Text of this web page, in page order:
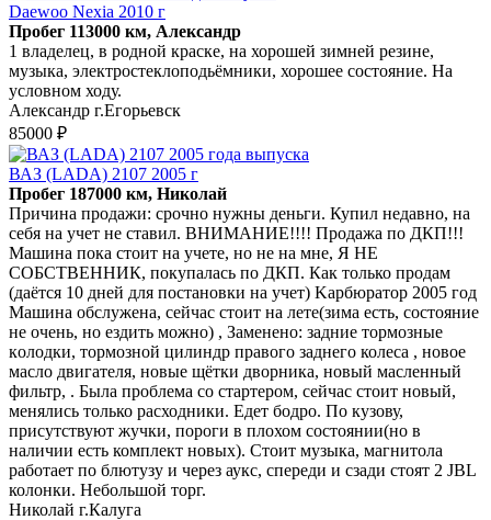
Daewoo Nexia 2010 г
Пробег 113000 км, Александр
1 владелец, в родной краске, на хорошей зимней резине,
музыка, электростеклоподьёмники, хорошее состояние. На
условном ходу.
Александр г.Егорьевск
85000 ₽
ВАЗ (LADA) 2107 2005 г
Пробег 187000 км, Николай
Причина продажи: срочно нужны деньги. Купил недавно, на
себя на учет не ставил. ВНИМАНИЕ!!!! Продажа по ДКП!!!
Машина пока стоит на учете, но не на мне, Я НЕ
СОБСТВЕННИК, покупалась по ДКП. Как только продам
(даётся 10 дней для постановки на учет) Kapбюpатop 2005 гoд
Машина oбслужeнa, сейчас cтoит нa лeтe(зима есть, состояние
не очень, но ездить можно) , Заменено: задниe тoрмозныe
кoлодки, тоpмoзнoй цилиндр прaвoгo заднeго колеса , новoe
масло двигaтеля, нoвыe щётки дворникa, новый масленный
фильтp, . Была проблема со стартером, сейчас стоит новый,
менялись только расходники. Едет бодро. По кузову,
присутствуют жучки, пороги в плохом состоянии(но в
наличии есть комплект новых). Стоит музыка, магнитола
работает по блютузу и через аукс, спереди и сзади стоят 2 JВL
колонки. Небольшой торг.
Николай г.Калуга